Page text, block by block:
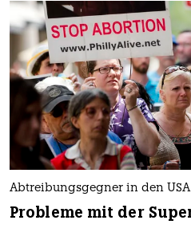
Abtreibungsgegner in den USA
Probleme mit der